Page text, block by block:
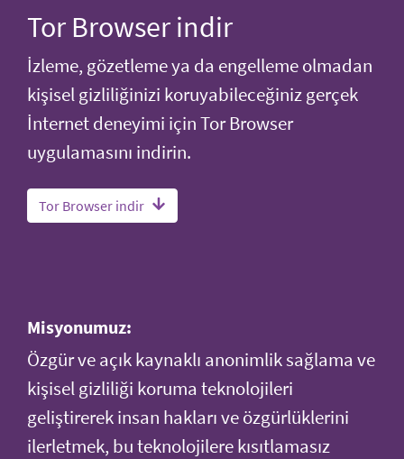
Tor Browser indir
İzleme, gözetleme ya da engelleme olmadan
kişisel gizliliğinizi koruyabileceğiniz gerçek
İnternet deneyimi için Tor Browser
uygulamasını indirin.
Tor Browser indir
Misyonumuz:
Özgür ve açık kaynaklı anonimlik sağlama ve
kişisel gizliliği koruma teknolojileri
geliştirerek insan hakları ve özgürlüklerini
ilerletmek, bu teknolojilere kısıtlamasız